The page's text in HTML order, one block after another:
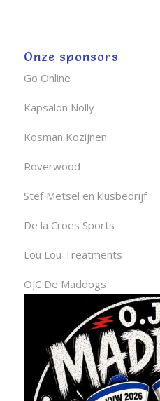
Onze sponsors
Go Online
Kapsalon Nolly
Kosman Kozijnen
Roverwood
Stef Metsel en klusbedrijf
De la Croes Sports
Lou Lou Treatments
OJC De Maddogs